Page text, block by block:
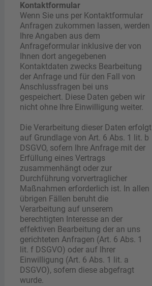
Kontaktformular
Wenn Sie uns per Kontaktformular
Anfragen zukommen lassen, werden
Ihre Angaben aus dem
Anfrageformular inklusive der von
Ihnen dort angegebenen
Kontaktdaten zwecks Bearbeitung
der Anfrage und für den Fall von
Anschlussfragen bei uns
gespeichert. Diese Daten geben wir
nicht ohne Ihre Einwilligung weiter.
Die Verarbeitung dieser Daten erfolgt
auf Grundlage von Art. 6 Abs. 1 lit. b
DSGVO, sofern Ihre Anfrage mit der
Erfüllung eines Vertrags
zusammenhängt oder zur
Durchführung vorvertraglicher
Maßnahmen erforderlich ist. In allen
übrigen Fällen beruht die
Verarbeitung auf unserem
berechtigten Interesse an der
effektiven Bearbeitung der an uns
gerichteten Anfragen (Art. 6 Abs. 1
lit. f DSGVO) oder auf Ihrer
Einwilligung (Art. 6 Abs. 1 lit. a
DSGVO), sofern diese abgefragt
wurde.